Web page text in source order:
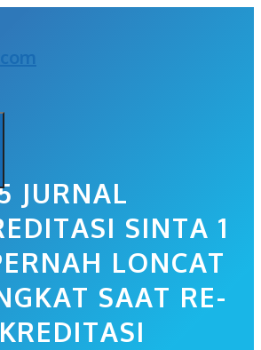
JURNAL
SINTA 1
LONCAT
SAAT RE-